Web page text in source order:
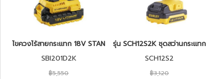
ไขควงไร้สายกระแทก 18V STANLEY SBI201D2K
SBI201D2K
฿5,550
รุ่น SCH12S2K ชุดสว่านกระแทกไร้
SCH12S2
฿3,120